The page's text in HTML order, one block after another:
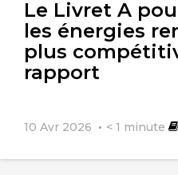
Le Livret A
les énergies
plus
rapport
10 Avr 2026 < 1 minute